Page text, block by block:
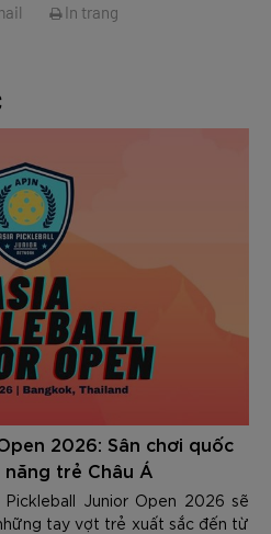
In trang
2026: Sân chơi quốc
trẻ Châu Á
Junior Open 2026 sẽ
tay vợt trẻ xuất sắc đến từ